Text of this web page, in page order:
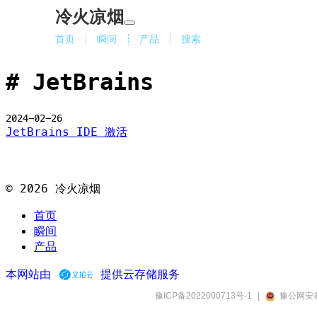
冷火凉烟
首页 瞬间 产品 搜索
JetBrains
2024-02-26
JetBrains IDE 激活
© 2026 冷火凉烟
首页
瞬间
产品
本网站由
提供云存储服务
豫ICP备2022000713号-1 豫公网